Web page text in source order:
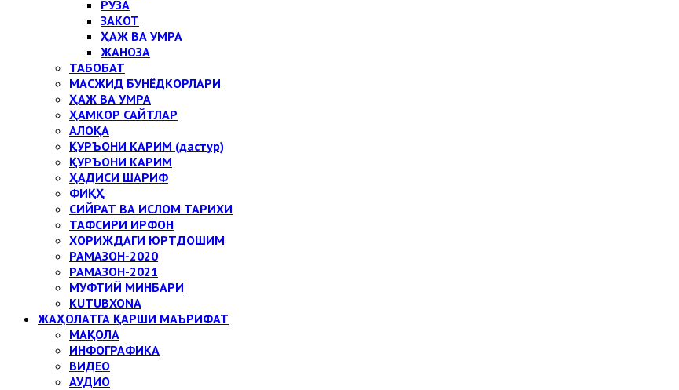
РЎЗА
ЗАКОТ
ҲАЖ ВА УМРА
ЖАНОЗА
ТАБОБАТ
МАСЖИД БУНЁДКОРЛАРИ
ҲАЖ ВА УМРА
ҲАМКОР САЙТЛАР
АЛОҚА
ҚУРЪОНИ КАРИМ (дастур)
ҚУРЪОНИ КАРИМ
ҲАДИСИ ШАРИФ
ФИҚҲ
СИЙРАТ ВА ИСЛОМ ТАРИХИ
ТАФСИРИ ИРФОН
ХОРИЖДАГИ ЮРТДОШИМ
РАМАЗОН-2020
РАМАЗОН-2021
МУФТИЙ МИНБАРИ
KUTUBXONA
ЖАҲОЛАТГА ҚАРШИ МАЪРИФАТ
МАҚОЛА
ИНФОГРАФИКА
ВИДЕО
АУДИО